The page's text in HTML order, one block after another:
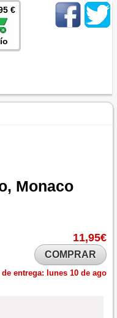
€
Monaco
11,95€
COMPRAR
entrega: lunes 10 de ago